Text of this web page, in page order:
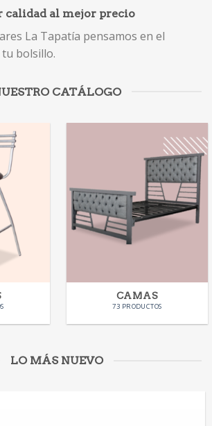
calidad al mejor precio
La Tapatía pensamos en el
bolsillo.
CATÁLOGO
CAMAS
73 PRODUCTOS
LO MÁS NUEVO